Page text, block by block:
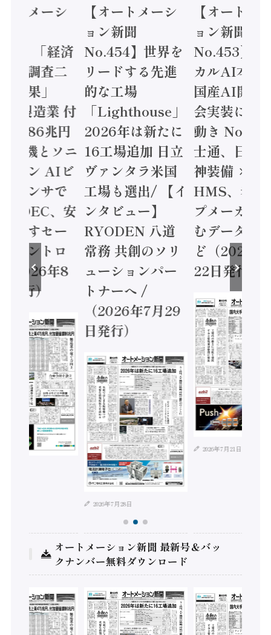
トメーシ
】「経済
態調査二
結果」
年製造業 付
額86兆円
電機とソニ
コン AIビ
センサで
/ IDEC、安
かすセー
コントロ
2026年8
発行）
【オートメーシ
ョン新聞
No.454】世界を
リードする先進
的な工場
「Lighthouse」
2026年は新たに
16工場追加 日立
ヴァンタラ米国
工場も選出/ 【イ
ンタビュー】
RYODEN 八道
常務 共創のソリ
ューションパー
トナーへ /
（2026年7月29
日発行）
2026年7月28日
【オートメ
ョン新聞
No.453】フ
カルAI本格
国産AI開発
会実装に活
動き
士通、日立
神装備 ×
HMS、老舗
プメーカー
むデータ活
ど（2026年
22日発行）
2026年7月21日
オートメーション新聞 最新号＆バッ
クナンバー無料ダウンロード